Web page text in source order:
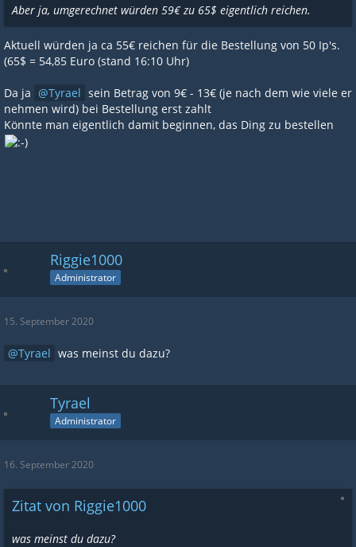
Aber ja, umgerechnet würden 59€ zu 65$ eigentlich reichen.
Aktuell würden ja ca 55€ reichen für die Bestellung von 50 Ip's.
(65$ = 54,85 Euro (stand 16:10 Uhr)
Da ja Tyrael sein Betrag von 9€ - 13€ (je nach dem wie viele er
nehmen wird) bei Bestellung erst zahlt
Könnte man eigentlich damit beginnen, das Ding zu bestellen
Riggie1000
Administrator
15. September 2020
Tyrael was meinst du dazu?
Tyrael
Administrator
16. September 2020
Zitat von Riggie1000
was meinst du dazu?